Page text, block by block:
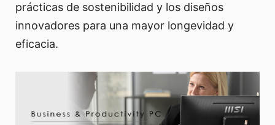
prácticas de sostenibilidad y los diseños
innovadores para una mayor longevidad y
eficacia.